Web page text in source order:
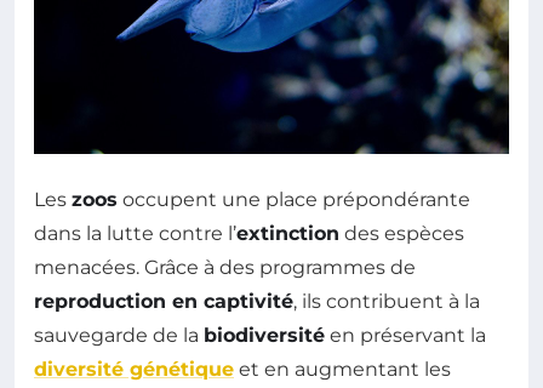
Les zoos occupent une place prépondérante
dans la lutte contre l’extinction des espèces
menacées. Grâce à des programmes de
reproduction en captivité, ils contribuent à la
sauvegarde de la biodiversité en préservant la
diversité génétique et en augmentant les